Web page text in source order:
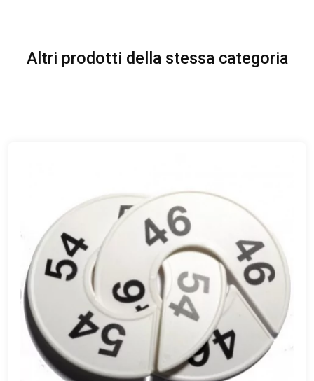
Altri prodotti della stessa categoria